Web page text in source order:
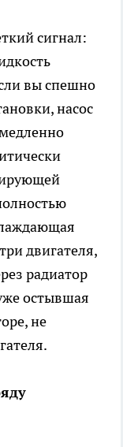
сигнал:
вы спешно
насос
двигателя,
радиатор
остывшая
не